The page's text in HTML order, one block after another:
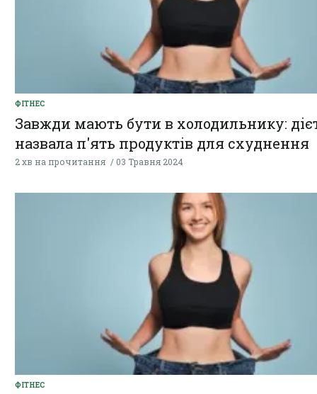
ФІТНЕС
Завжди мають бути в холодильнику:
назвала п'ять продуктів для схуднення
2 хв на прочитання 03 Травня 2024
ФІТНЕС